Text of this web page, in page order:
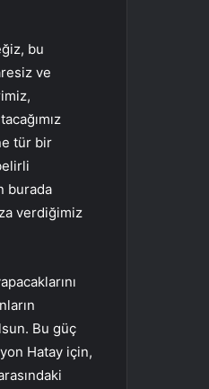
bu
ve
tür bir
burada
verdiğimiz
Bu güç
Hatay için,